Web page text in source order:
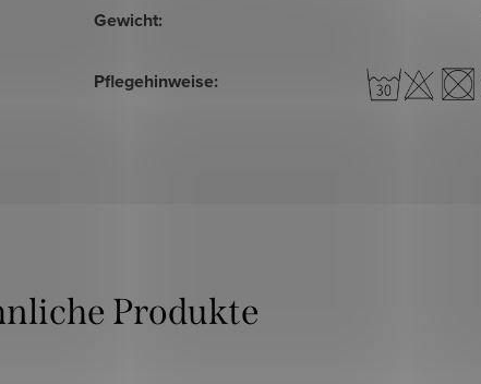
Gewicht:
Pflegehinweise: